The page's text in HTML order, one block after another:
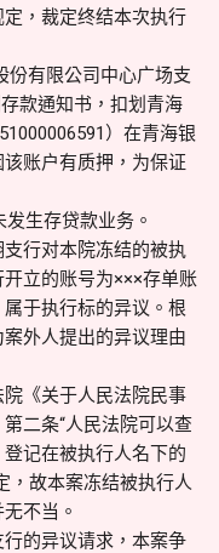
，裁定终结本次执行
份有限公司中心广场支
款通知书，扣划青海
）在青海银
账户有质押，为保证
发生存贷款业务。
行对本院冻结的被执
立的账号为×××存单账
于执行标的异议。根
外人提出的异议理由
《关于人民法院民事
二条“人民法院可以查
记在被执行人名下的
，故本案冻结被执行人
无不当。
的异议请求，本案争